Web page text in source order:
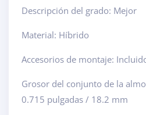
Descripción del grado: Mejor
Material: Híbrido
Accesorios de montaje:
Grosor del conjunto de la
0.715 pulgadas / 18.2 mm